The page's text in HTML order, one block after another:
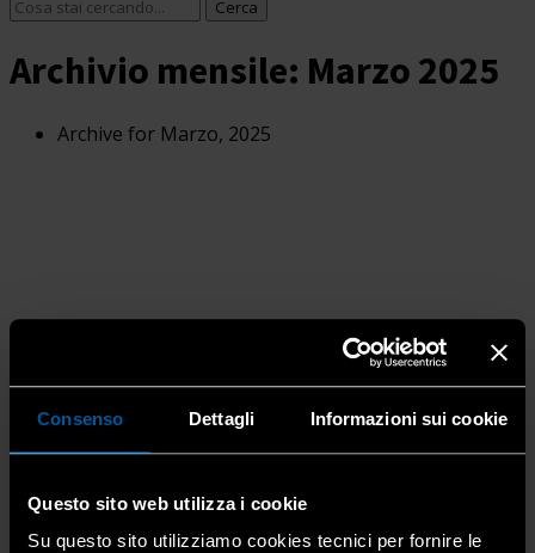
Consenso Dettagli Informazioni sui cookie
Questo sito web utilizza i cookie
Su questo sito utilizziamo cookies tecnici per fornire le
Archivio mensile: Marzo 2025
Archive for Marzo, 2025
Internazionali, Romania: rinviate al 31
marzo 2025 le sanzioni per il mancato
utilizzo del sistema RO e-Transport
3 Marzo 2025